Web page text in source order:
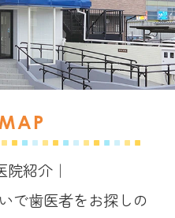
院紹介 ｜
で歯医者をお探しの